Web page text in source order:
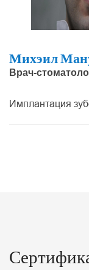
Михэил
Врач-
Имплантация